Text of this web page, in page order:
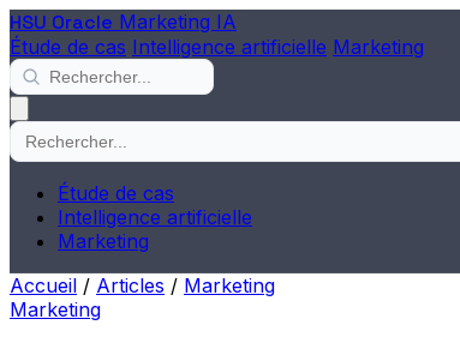
HSU Oracle Marketing IA
Étude de cas Intelligence artificielle Marketing
Étude de cas
Intelligence artificielle
Marketing
Accueil / Articles / Marketing
Marketing